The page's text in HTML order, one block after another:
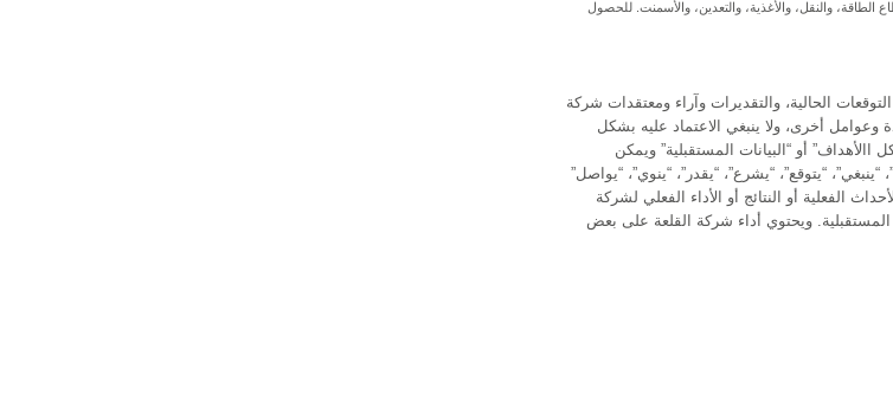
التركيز على 5 قطاعات إستراتيجية هي قطاع الطاقة، والنقل، والأغذية، والتعدين، والأسمنت. للحصول
الحالية، والتقديرات وآراء ومعتقدات شركة
وعوامل أخرى، ولا ينبغي الاعتماد عليه بشكل
أو “البيانات المستقبلية” ويمكن
“يتوقع”، “يشرع”، “يقدر”، “ينوي”، “يواصل”
الفعلية أو النتائج أو الأداء الفعلي لشركة
المستقبلية. ويحتوي أداء شركة القلعة على بعض